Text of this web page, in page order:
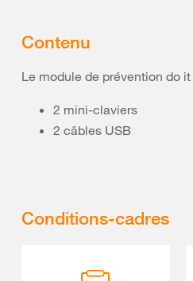
Contenu
Le module de prévention do
2 mini-claviers
2 câbles USB
Conditions-cadres